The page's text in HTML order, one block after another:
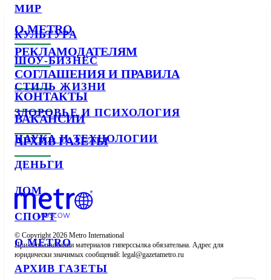
МИР
КУЛЬТУРА
ШОУ-БИЗНЕС
СТИЛЬ ЖИЗНИ
ЗДОРОВЬЕ И ПСИХОЛОГИЯ
НАУКА И ТЕХНОЛОГИИ
ДЕНЬГИ
ДОМ
СПОРТ
О METRO
АРХИВ ГАЗЕТЫ
О METRO
РЕКЛАМОДАТЕЛЯМ
СОГЛАШЕНИЯ И ПРАВИЛА
КОНТАКТЫ
ВАКАНСИИ
АРХИВ ГАЗЕТЫ
© Copyright 2026 Metro International
При использовании материалов гиперссылка обязательна. Адрес для
юридически значимых сообщений: